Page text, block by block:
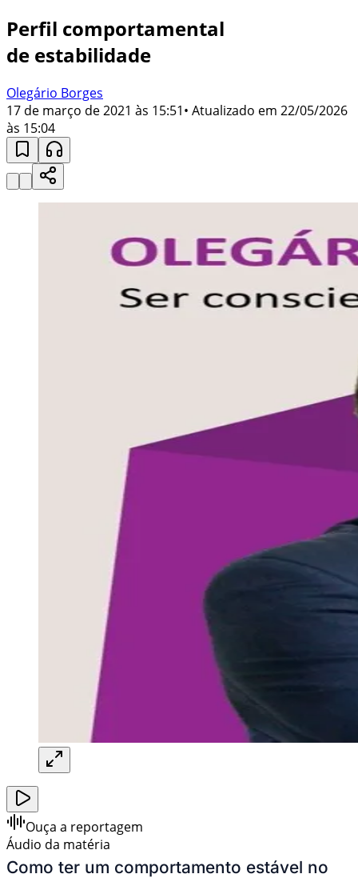
Perfil comportamental
de estabilidade
Olegário Borges
17 de março de 2021 às 15:51• Atualizado em 22/05/2026
às 15:04
Ouça a reportagem
Áudio da matéria
Como ter um comportamento estável no